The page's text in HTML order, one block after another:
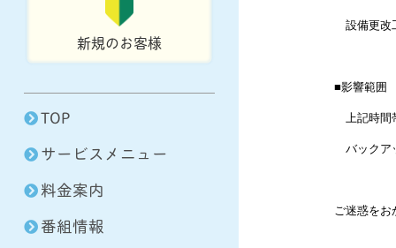
新規のお客様
TOP
サービスメニュー
料金案内
番組情報
設備更改
■影響範囲
上記時間
バックア
ご迷惑をお